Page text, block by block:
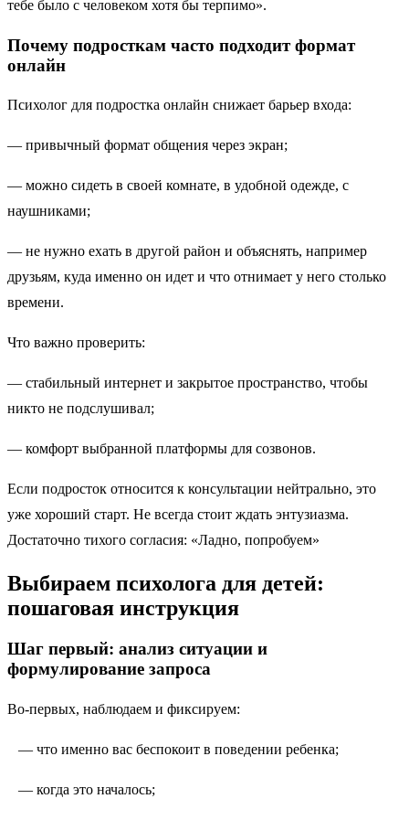
тебе было с человеком хотя бы терпимо».
Почему подросткам часто подходит формат
онлайн
Психолог для подростка онлайн снижает барьер входа:
— привычный формат общения через экран;
— можно сидеть в своей комнате, в удобной одежде, с
наушниками;
— не нужно ехать в другой район и объяснять, например
друзьям, куда именно он идет и что отнимает у него столько
времени.
Что важно проверить:
— стабильный интернет и закрытое пространство, чтобы
никто не подслушивал;
— комфорт выбранной платформы для созвонов.
Если подросток относится к консультации нейтрально, это
уже хороший старт. Не всегда стоит ждать энтузиазма.
Достаточно тихого согласия: «Ладно, попробуем»
Выбираем психолога для детей:
пошаговая инструкция
Шаг первый: анализ ситуации и
формулирование запроса
Во-первых, наблюдаем и фиксируем:
— что именно вас беспокоит в поведении ребенка;
— когда это началось;